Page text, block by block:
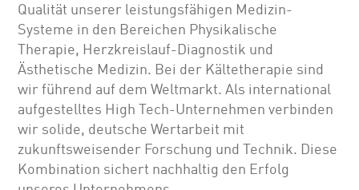
Qualität unserer leistungsfähigen Medizin-
Systeme in den Bereichen Physikalische
Therapie, Herzkreislauf-Diagnostik und
Ästhetische Medizin. Bei der Kältetherapie sind
wir führend auf dem Weltmarkt. Als international
aufgestelltes High Tech-Unternehmen verbinden
wir solide, deutsche Wertarbeit mit
zukunftsweisender Forschung und Technik. Diese
Kombination sichert nachhaltig den Erfolg